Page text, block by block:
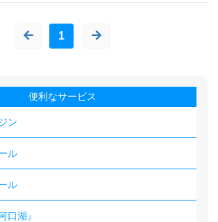
1
便利なサービス
ン
ル
ル
口湖』